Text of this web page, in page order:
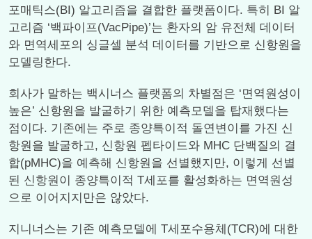
포매틱스(BI) 알고리즘을 결합한 플랫폼이다. 특히 BI 알
고리즘 ‘백파이프(VacPipe)’는 환자의 암 유전체 데이터
와 면역세포의 싱글셀 분석 데이터를 기반으로 신항원을
모델링한다.
회사가 말하는 백시너스 플랫폼의 차별점은 ‘면역원성이
높은’ 신항원을 발굴하기 위한 예측모델을 탑재했다는
점이다. 기존에는 주로 종양특이적 돌연변이를 가진 신
항원을 발굴하고, 신항원 펩타이드와 MHC 단백질의 결
합(pMHC)을 예측해 신항원을 선별했지만, 이렇게 선별
된 신항원이 종양특이적 T세포를 활성화하는 면역원성
으로 이어지지만은 않았다.
지니너스는 기존 예측모델에 T세포수용체(TCR)에 대한